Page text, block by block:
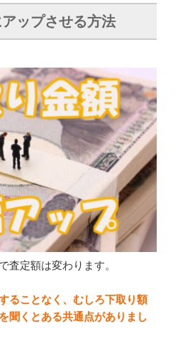
ップさせる方法
査定額は変わります。
ることなく、むしろ下取り額
聞くとある共通点がありまし